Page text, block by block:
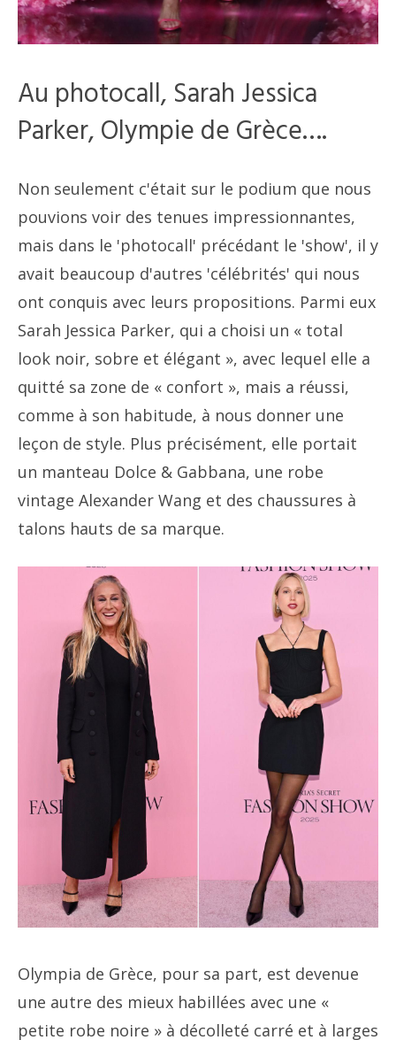
Au photocall, Sarah Jessica
Parker, Olympie de Grèce….
Non seulement c'était sur le podium que nous
pouvions voir des tenues impressionnantes,
mais dans le 'photocall' précédant le 'show', il y
avait beaucoup d'autres 'célébrités' qui nous
ont conquis avec leurs propositions. Parmi eux
Sarah Jessica Parker, qui a choisi un « total
look noir, sobre et élégant », avec lequel elle a
quitté sa zone de « confort », mais a réussi,
comme à son habitude, à nous donner une
leçon de style. Plus précisément, elle portait
un manteau Dolce & Gabbana, une robe
vintage Alexander Wang et des chaussures à
talons hauts de sa marque.
Olympia de Grèce, pour sa part, est devenue
une autre des mieux habillées avec une «
petite robe noire » à décolleté carré et à larges